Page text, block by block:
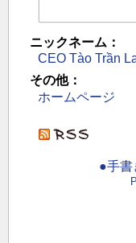
ニックネーム：
CEO Tào Trần
その他：
ホームページ
●手書